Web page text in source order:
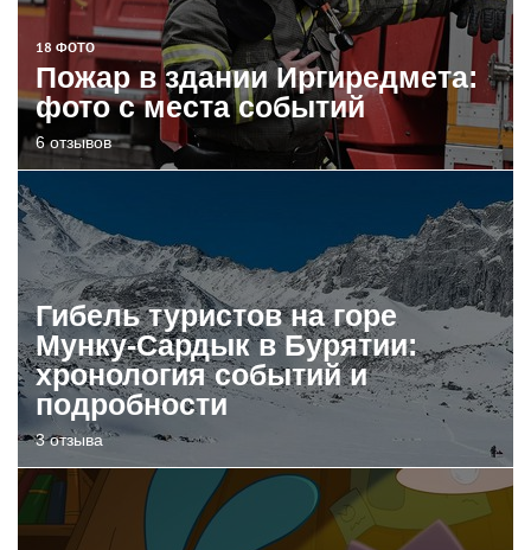
18 ФОТО
Пожар в здании Иргиредмета:
фото с места событий
6 отзывов
Гибель туристов на горе
Мунку-Сардык в Бурятии:
хронология событий и
подробности
3 отзыва